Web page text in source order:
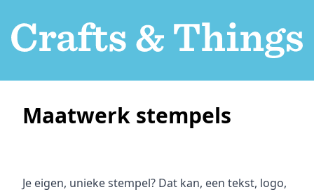
Maatwerk stempels
Je eigen, unieke stempel? Dat kan, een tekst, logo,